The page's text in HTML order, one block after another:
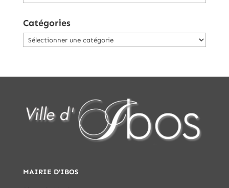
Catégories
Catégories
MAIRIE D'IBOS